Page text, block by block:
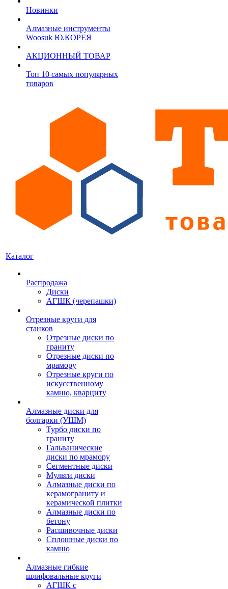
Новинки
Алмазные инструменты
Woosuk Ю.КОРЕЯ
АКЦИОННЫЙ ТОВАР
Топ 10 самых популярных
товаров
Каталог
Распродажа
Диски
АГШК (черепашки)
Отрезные круги для
станков
Отрезные диски по
граниту
Отрезные диски по
мрамору
Отрезные круги по
искусственному
камню, кварциту
Алмазные диски для
болгарки (УШМ)
Турбо диски по
граниту
Гальванические
диски по мрамору
Сегментные диски
Мульти диски
Алмазные диски по
керамограниту и
керамической плитки
Алмазные диски по
бетону
Расшивочные диски
Сплошные диски по
камню
Алмазные гибкие
шлифовальные круги
АГШК с